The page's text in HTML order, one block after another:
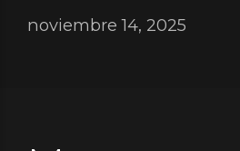
noviembre 14, 2025